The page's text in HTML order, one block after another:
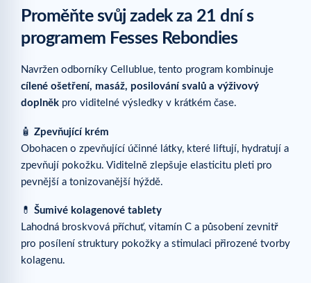
Proměňte svůj zadek za 21 dní s
programem Fesses Rebondies
Navržen odborníky Cellublue, tento program kombinuje
cílené ošetření, masáž, posilování svalů a výživový
doplněk pro viditelné výsledky v krátkém čase.
🧴 Zpevňující krém
Obohacen o zpevňující účinné látky, které liftují, hydratují a
zpevňují pokožku. Viditelně zlepšuje elasticitu pleti pro
pevnější a tonizovanější hýždě.
💊 Šumivé kolagenové tablety
Lahodná broskvová příchuť, vitamín C a působení zevnitř
pro posílení struktury pokožky a stimulaci přirozené tvorby
kolagenu.